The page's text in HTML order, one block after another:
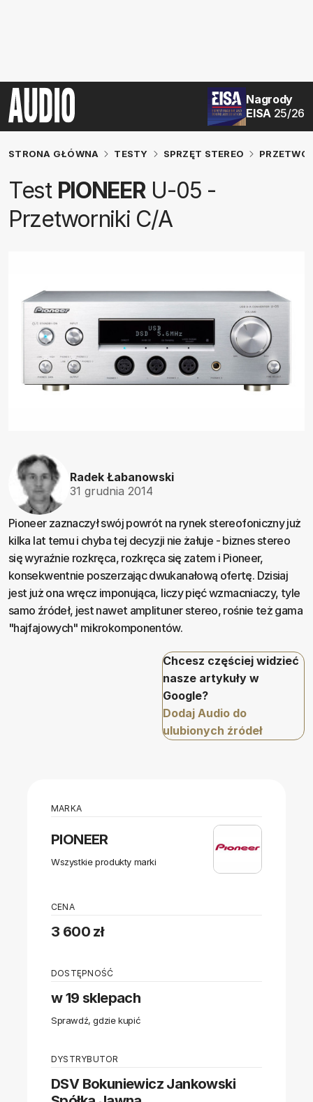
Nagrody
EISA 25/26
STRONA GŁÓWNA TESTY SPRZĘT STEREO
Test PIONEER U-05 -
Przetworniki C/A
Radek Łabanowski
31 grudnia 2014
Pioneer zaznaczył swój powrót na rynek stereofoniczny już
kilka lat temu i chyba tej decyzji nie żałuje - biznes stereo
się wyraźnie rozkręca, rozkręca się zatem i Pioneer,
konsekwentnie poszerzając dwukanałową ofertę. Dzisiaj
jest już ona wręcz imponująca, liczy pięć wzmacniaczy, tyle
samo źródeł, jest nawet amplituner stereo, rośnie też gama
"hajfajowych" mikrokomponentów.
Chcesz częściej widzieć
nasze artykuły w
Google?
Dodaj Audio do
ulubionych źródeł
MARKA
PIONEER
Wszystkie produkty marki
CENA
3 600 zł
DOSTĘPNOŚĆ
w 19 sklepach
Sprawdź, gdzie kupić
DYSTRYBUTOR
DSV Bokuniewicz Jankowski